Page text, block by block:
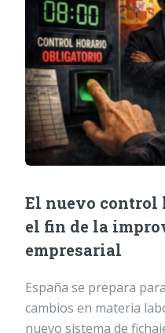
El nuevo control
el fin de la
empresarial
España se prepara
cambios en materia
nuevo sistema de